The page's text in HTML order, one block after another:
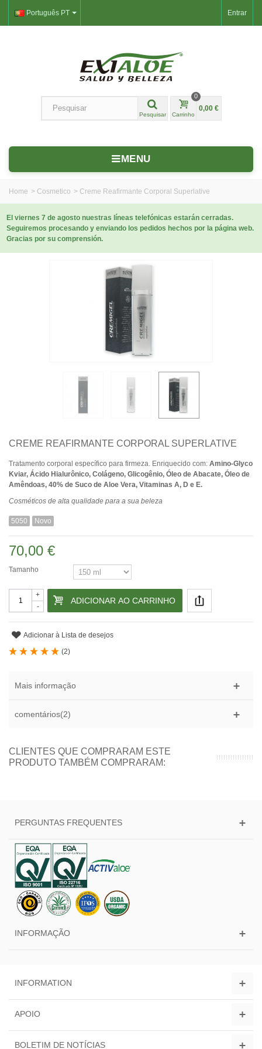
Entrar
Português PT
Pesquisar Carrinho
0
0,00 €
MENU
Home > Cosmetico > Creme Reafirmante Corporal Superlative
El viernes 7 de agosto nuestras líneas telefónicas estarán cerradas.
Seguiremos procesando y enviando los pedidos hechos por la página web.
Gracias por su comprensión.
CREME REAFIRMANTE CORPORAL SUPERLATIVE
Tratamento corporal específico para firmeza. Enriquecido com: Amino-Glyco
Kviar, Ácido Hialurônico, Colágeno, Glicogênio, Óleo de Abacate, Óleo de
Amêndoas, 40% de Suco de Aloe Vera, Vitaminas A, D e E.
Cosméticos de alta qualidade para a sua beleza
5050 Novo
70,00 €
Tamanho
-
+
ADICIONAR AO CARRINHO
Adicionar à Lista de desejos
(2)
Mais informação
comentários(2)
CLIENTES QUE COMPRARAM ESTE
PRODUTO TAMBÉM COMPRARAM:
PERGUNTAS FREQUENTES
INFORMAÇÃO
INFORMATION
APOIO
BOLETIM DE NOTÍCIAS